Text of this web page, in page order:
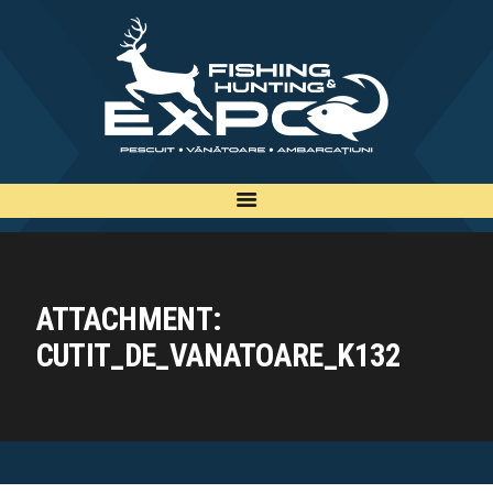
ATTACHMENT:
CUTIT_DE_VANATOARE_K132
INFO
EXPOZANTI
EDITII
CONTACT